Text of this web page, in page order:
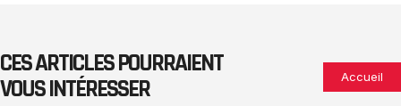
CES ARTICLES POURRAIENT
VOUS INTÉRESSER
Accueil